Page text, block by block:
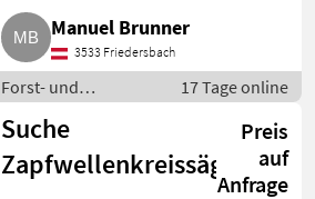
Forst- und Holztechnik
KreissägenManuel Brunner
3533 Friedersbach
Forst- und
Holztechnik /
Kreissägen
17 Tage online
Suche
Zapfwellenkreissäge
Preis
auf
Anfrage